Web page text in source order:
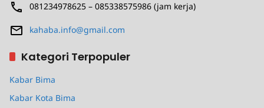
081234978625 – 085338575986 (jam kerja)
kahaba.info@gmail.com
Kategori Terpopuler
Kabar Bima
Kabar Kota Bima